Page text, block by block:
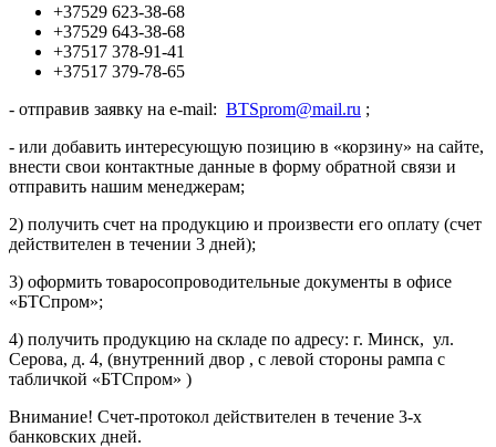
+37529 623-38-68
+37529 643-38-68
+37517 378-91-41
+37517 379-78-65
- отправив заявку на e-mail: BTSprom@mail.ru ;
- или добавить интересующую позицию в «корзину» на сайте,
внести свои контактные данные в форму обратной связи и
отправить нашим менеджерам;
2) получить счет на продукцию и произвести его оплату (счет
действителен в течении 3 дней);
3) оформить товаросопроводительные документы в офисе
«БТСпром»;
4) получить продукцию на складе по адресу: г. Минск, ул.
Серова, д. 4, (внутренний двор , с левой стороны рампа с
табличкой «БТСпром» )
Внимание! Счет-протокол действителен в течение 3-х
банковских дней.